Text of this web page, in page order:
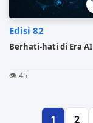
Edisi 82
Berhati-hati di Era AI
👁️ 45
1 2